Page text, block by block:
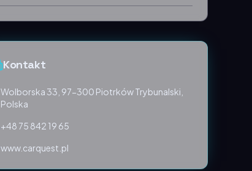
Kontakt
Wolborska 33, 97-300 Piotrków Trybunalski,
Polska
+48 75 842 19 65
www.carquest.pl